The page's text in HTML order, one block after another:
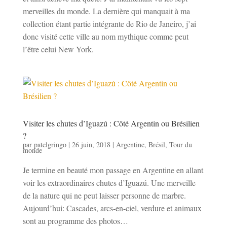
merveilles du monde. La dernière qui manquait à ma
collection étant partie intégrante de Rio de Janeiro, j’ai
donc visité cette ville au nom mythique comme peut
l’être celui New York.
Visiter les chutes d’Iguazú : Côté Argentin ou Brésilien
?
par patelgringo| 26 juin, 2018| Argentine, Brésil, Tour du
monde
Je termine en beauté mon passage en Argentine en allant
voir les extraordinaires chutes d’Iguazú. Une merveille
de la nature qui ne peut laisser personne de marbre.
Aujourd’hui: Cascades, arcs-en-ciel, verdure et animaux
sont au programme des photos…